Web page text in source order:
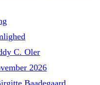
C. Oler
2026
Baadegaard